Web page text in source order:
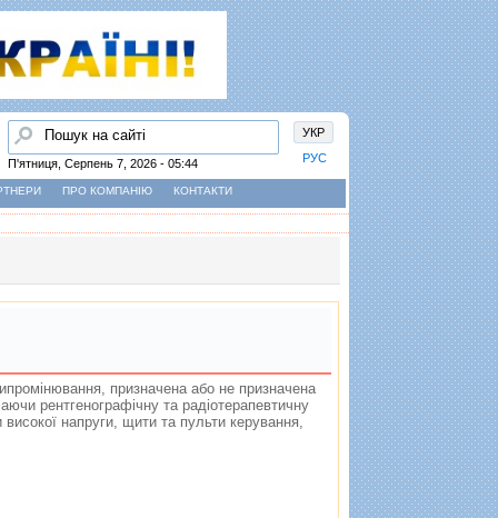
УКР
РУС
Пошук
П'ятниця, Серпень 7, 2026 - 05:44
ПРО КОМПАНІЮ КОНТАКТИ
призначена або не призначена
рентгенографiчну та радiотерапевтичну
напруги, щити та пульти керування,